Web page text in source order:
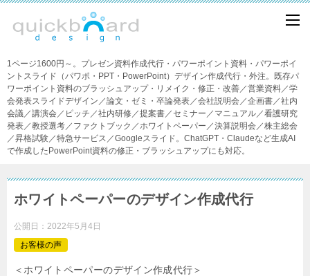
1ページ1600円～。プレゼン資料作成代行・パワーポイント資料・パワーポイ
ントスライド（パワポ・PPT・PowerPoint）デザイン作成代行・外注。既存パ
ワーポイント資料のブラッシュアップ・リメイク・修正・改善／営業資料／学
会発表スライドデザイン／論文・ゼミ・卒論発表／会社説明会／企画書／社内
会議／講演会／ピッチ／社内研修／提案書／セミナー／マニュアル／看護研究
発表／教授選考／ファクトブック／ホワイトペーパー／決算説明会／株主総会
／昇格試験／特急サービス／Googleスライド。ChatGPT・Claudeなど生成AI
で作成したPowerPoint資料の修正・ブラッシュアップにも対応。
ホワイトペーパーのデザイン作成代行
公開日： 2022年5月4日
お客様の声
＜ホワイトペーパーのデザイン作成代行＞